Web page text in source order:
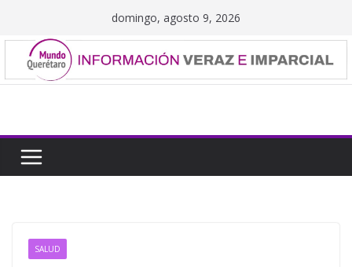
contenido
domingo, agosto 9, 2026
SALUD